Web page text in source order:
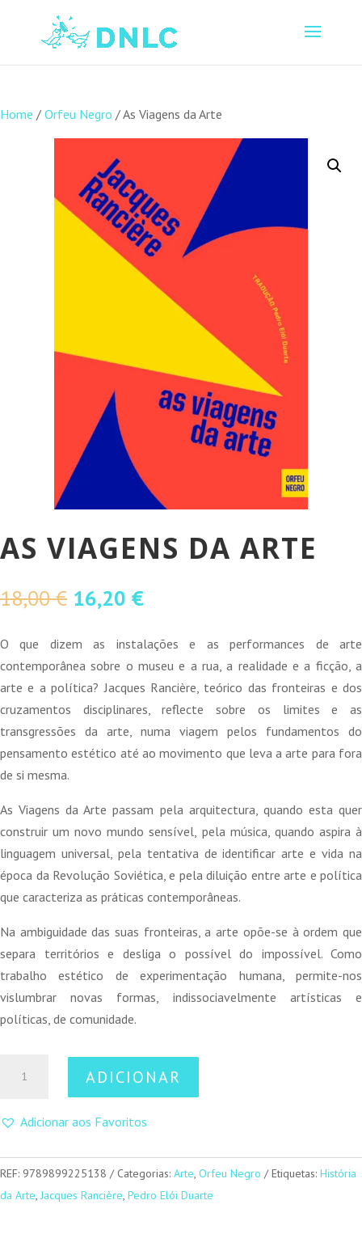
Home / Orfeu Negro / As Viagens da Arte
AS VIAGENS DA ARTE
18,00€ O
original
era:
18,00 €.
16,20 €O
atual
é:
16,20 €.
O que dizem as instalações e as performances de arte
contemporânea sobre o museu e a rua, a realidade e a ficção, a
arte e a política? Jacques Rancière, teórico das fronteiras e dos
cruzamentos disciplinares, reflecte sobre os limites e as
transgressões da arte, numa viagem pelos fundamentos do
pensamento estético até ao movimento que leva a arte para fora
de si mesma.
As Viagens da Arte passam pela arquitectura, quando esta quer
construir um novo mundo sensível, pela música, quando aspira à
linguagem universal, pela tentativa de identificar arte e vida na
época da Revolução Soviética, e pela diluição entre arte e política
que caracteriza as práticas contemporâneas.
Na ambiguidade das suas fronteiras, a arte opõe-se à ordem que
separa territórios e desliga o possível do impossível. Como
trabalho estético de experimentação humana, permite-nos
vislumbrar novas formas, indissociavelmente artísticas e
políticas, de comunidade.
Viagens
Arte
ADICIONAR
Adicionar aos Favoritos
REF: 9789899225138 Categorias: Arte, Orfeu Negro Etiquetas: História
da Arte, Jacques Rancière, Pedro Elói Duarte